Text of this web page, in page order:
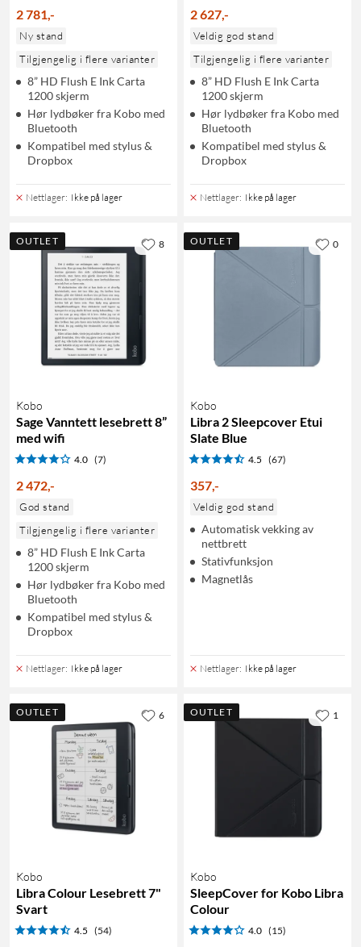
2 781,-
Ny stand
Tilgjengelig i flere varianter
8” HD Flush E Ink Carta
1200 skjerm
Hør lydbøker fra Kobo med
Bluetooth
Kompatibel med stylus &
Dropbox
Nettlager: Ikke på lager
2 627,-
Veldig god stand
Tilgjengelig i flere varianter
8” HD Flush E Ink Carta
1200 skjerm
Hør lydbøker fra Kobo med
Bluetooth
Kompatibel med stylus &
Dropbox
Nettlager: Ikke på lager
OUTLET
Kobo
Sage Vanntett lesebrett 8”
med wifi
4.0 (7)
2 472,-
God stand
Tilgjengelig i flere varianter
8” HD Flush E Ink Carta
1200 skjerm
Hør lydbøker fra Kobo med
Bluetooth
Kompatibel med stylus &
Dropbox
Nettlager: Ikke på lager
8 OUTLET
Kobo
Libra 2 Sleepcover Etui
Slate Blue
4.5 (67)
357,-
Veldig god stand
Automatisk vekking av
nettbrett
Stativfunksjon
Magnetlås
Nettlager: Ikke på lager
0
OUTLET
Kobo
Libra Colour Lesebrett 7"
Svart
4.5 (54)
6 OUTLET
Kobo
SleepCover for Kobo Libra
Colour
4.0 (15)
1